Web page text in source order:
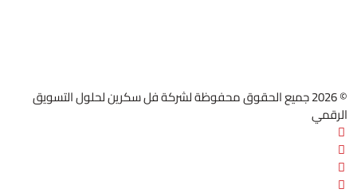
© 2026 جميع الحقوق محفوظة لشركة فل سكرين لحلول التسويق
الرقمي